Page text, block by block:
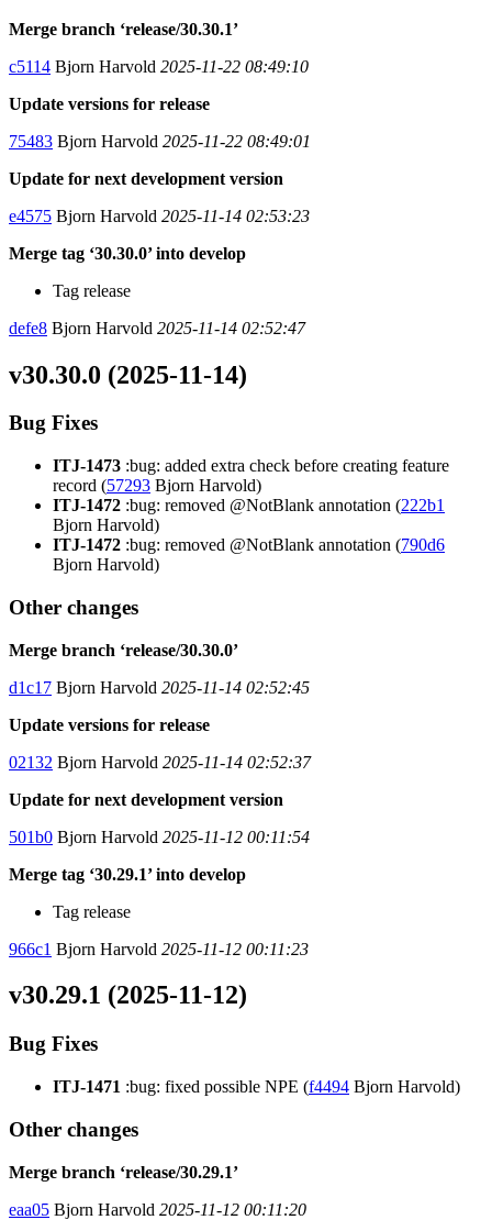
Merge branch ‘release/30.30.1’
c5114 Bjorn Harvold 2025-11-22 08:49:10
Update versions for release
75483 Bjorn Harvold 2025-11-22 08:49:01
Update for next development version
e4575 Bjorn Harvold 2025-11-14 02:53:23
Merge tag ‘30.30.0’ into develop
Tag release
defe8 Bjorn Harvold 2025-11-14 02:52:47
v30.30.0 (2025-11-14)
Bug Fixes
ITJ-1473 :bug: added extra check before creating feature
record (57293 Bjorn Harvold)
ITJ-1472 :bug: removed @NotBlank annotation (222b1
Bjorn Harvold)
ITJ-1472 :bug: removed @NotBlank annotation (790d6
Bjorn Harvold)
Other changes
Merge branch ‘release/30.30.0’
d1c17 Bjorn Harvold 2025-11-14 02:52:45
Update versions for release
02132 Bjorn Harvold 2025-11-14 02:52:37
Update for next development version
501b0 Bjorn Harvold 2025-11-12 00:11:54
Merge tag ‘30.29.1’ into develop
Tag release
966c1 Bjorn Harvold 2025-11-12 00:11:23
v30.29.1 (2025-11-12)
Bug Fixes
ITJ-1471 :bug: fixed possible NPE (f4494 Bjorn Harvold)
Other changes
Merge branch ‘release/30.29.1’
eaa05 Bjorn Harvold 2025-11-12 00:11:20